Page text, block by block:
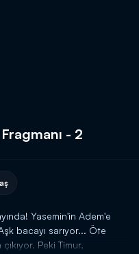
- 2
Yasemin'in Adem'e
bacayı sarıyor... Öte
Peki Timur,